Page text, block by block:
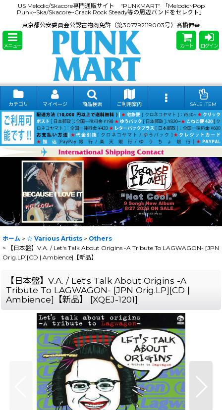
US Melodic/Skacore専門通販サイト "PUNKMART" 「Melodic~Pop
Punk~Ska/Skacore~Crack Rock Steady等の周辺バンドをセレクト」
東京都公安委員会公認古物商免許（第307792119003号）髙橋伸幸
メニュー カート ログイン
カテゴリ マイページ 商品検索 ご利用案内 SALE ITEM
ホーム > ☆ Various Artists > Others
>
【日本盤】V.A. / Let's Talk About Origins -A Tribute To LAGWAGON- [JPN
Orig.LP][CD | Ambience]【新品】
【日本盤】V.A. / Let's Talk About Origins -A
Tribute To LAGWAGON- [JPN Orig.LP][CD |
Ambience]【新品】
[XQEJ-1201]